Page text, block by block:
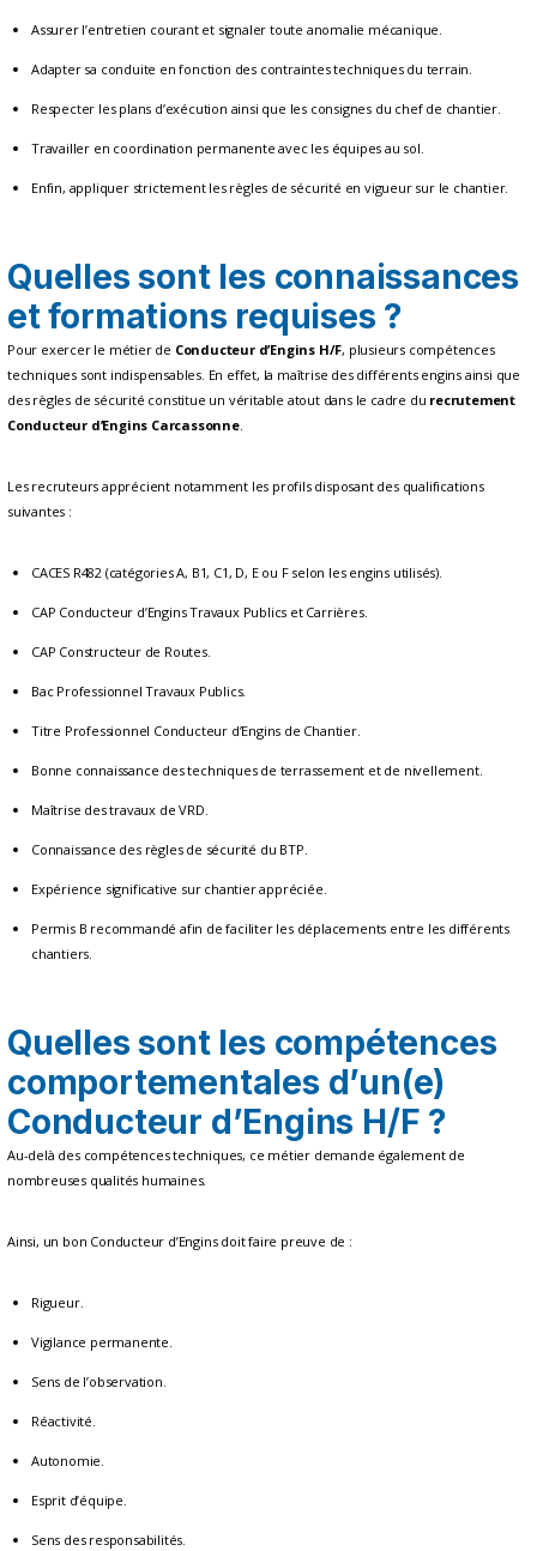
Assurer l’entretien courant et signaler toute anomalie mécanique.
Adapter sa conduite en fonction des contraintes techniques du terrain.
Respecter les plans d’exécution ainsi que les consignes du chef de chantier.
Travailler en coordination permanente avec les équipes au sol.
Enfin, appliquer strictement les règles de sécurité en vigueur sur le chantier.
Quelles sont les connaissances
et formations requises ?
Pour exercer le métier de Conducteur d’Engins H/F, plusieurs compétences
techniques sont indispensables. En effet, la maîtrise des différents engins ainsi que
des règles de sécurité constitue un véritable atout dans le cadre du recrutement
Conducteur d’Engins Carcassonne.
Les recruteurs apprécient notamment les profils disposant des qualifications
suivantes :
CACES R482 (catégories A, B1, C1, D, E ou F selon les engins utilisés).
CAP Conducteur d’Engins Travaux Publics et Carrières.
CAP Constructeur de Routes.
Bac Professionnel Travaux Publics.
Titre Professionnel Conducteur d’Engins de Chantier.
Bonne connaissance des techniques de terrassement et de nivellement.
Maîtrise des travaux de VRD.
Connaissance des règles de sécurité du BTP.
Expérience significative sur chantier appréciée.
Permis B recommandé afin de faciliter les déplacements entre les différents
chantiers.
Quelles sont les compétences
comportementales d’un(e)
Conducteur d’Engins H/F ?
Au-delà des compétences techniques, ce métier demande également de
nombreuses qualités humaines.
Ainsi, un bon Conducteur d’Engins doit faire preuve de :
Rigueur.
Vigilance permanente.
Sens de l’observation.
Réactivité.
Autonomie.
Esprit d’équipe.
Sens des responsabilités.